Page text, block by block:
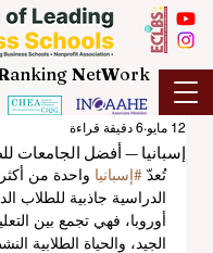
anking NetWork
إسبانيا — أفضل الجامعات
12 مايو 6 دقيقة قراءة
تُعدّ #إسبانيا واحدة من
الدراسية جاذبية للطلاب
أوروبا، فهي تجمع بين
الجيد، والحياة الطلابية